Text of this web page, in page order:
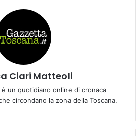
Ciari Matteoli
è un quotidiano online di cronaca
circondano la zona della Toscana.